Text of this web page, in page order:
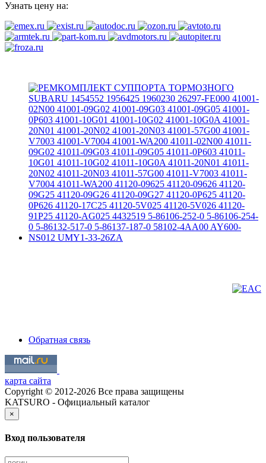
Узнать цену на:
Обратная связь
карта сайта
Copyright © 2012-2026 Все права защищены
KATSURO - Официальный каталог
×
Вход пользователя